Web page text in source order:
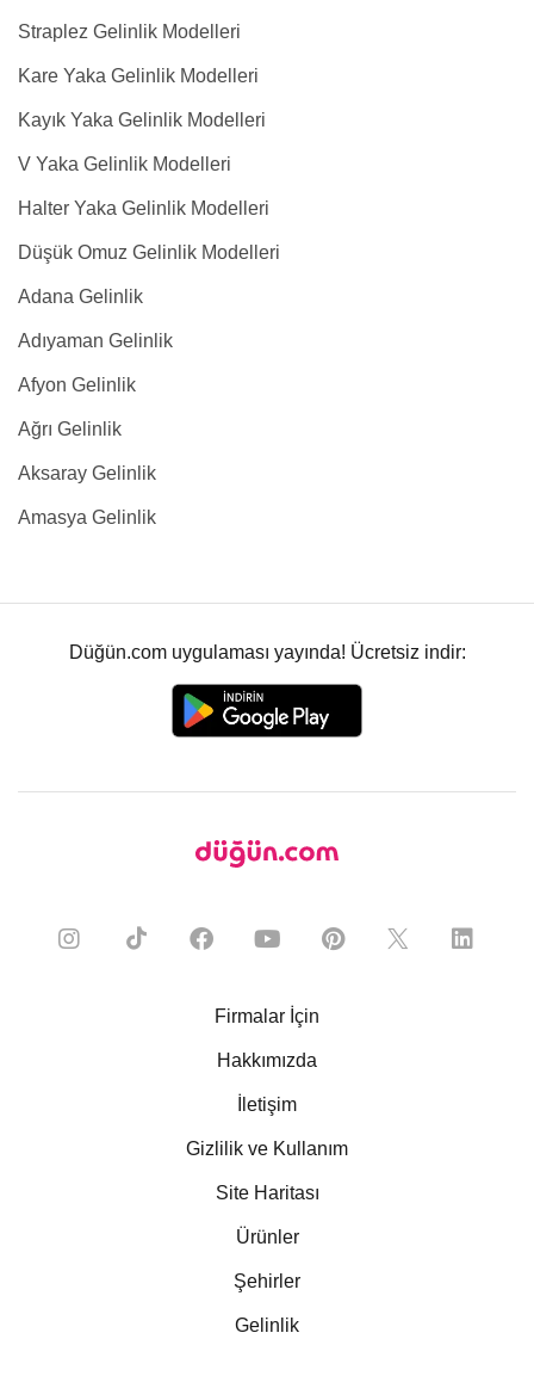
Straplez Gelinlik Modelleri
Kare Yaka Gelinlik Modelleri
Kayık Yaka Gelinlik Modelleri
V Yaka Gelinlik Modelleri
Halter Yaka Gelinlik Modelleri
Düşük Omuz Gelinlik Modelleri
Adana Gelinlik
Adıyaman Gelinlik
Afyon Gelinlik
Ağrı Gelinlik
Aksaray Gelinlik
Amasya Gelinlik
Düğün.com uygulaması yayında! Ücretsiz indir:
Firmalar İçin
Hakkımızda
İletişim
Gizlilik ve Kullanım
Site Haritası
Ürünler
Şehirler
Gelinlik